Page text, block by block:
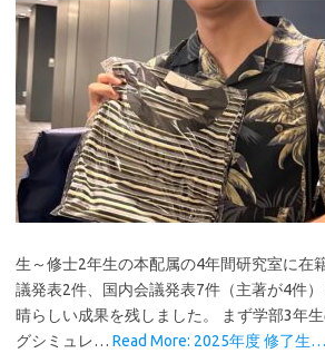
生～修士2年生の本配属の4年間研究室に在
議発表2件、国内会議発表7件（主著が4件
晴らしい成果を残しました。 まず学部3年
グシミュレ… Read More: 2025年度 修了生